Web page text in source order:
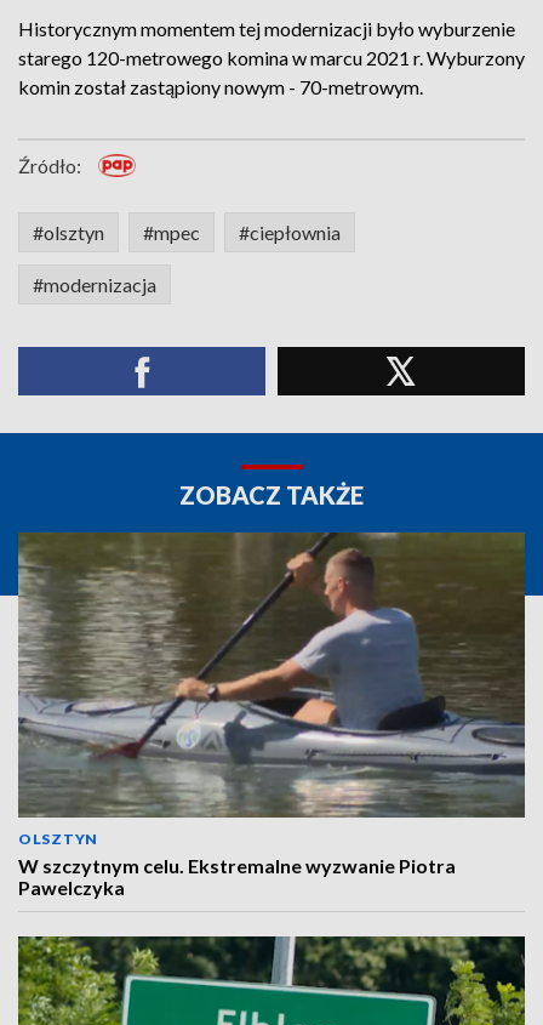
Historycznym momentem tej modernizacji było wyburzenie
starego 120-metrowego komina w marcu 2021 r. Wyburzony
komin został zastąpiony nowym - 70-metrowym.
Źródło:
#olsztyn #mpec #ciepłownia
#modernizacja
ZOBACZ TAKŻE
OLSZTYN
W szczytnym celu. Ekstremalne wyzwanie Piotra
Pawelczyka